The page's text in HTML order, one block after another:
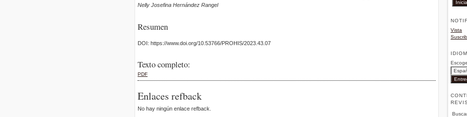
Vista
Nelly Josefina Hernández Rangel
Resumen
DOI: https://www.doi.org/10.53766/PROHIS/2023.43.07
Texto completo:
PDF
Enlaces refback
No hay ningún enlace refback.